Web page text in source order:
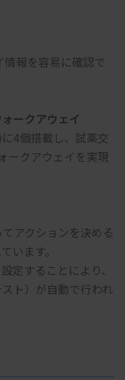
報を容易に確認で
ークアウェイ
4個搭載し、試薬交
ークアウェイを実現
アクションを決める
います。
定することにより、
ト）が自動で行われ